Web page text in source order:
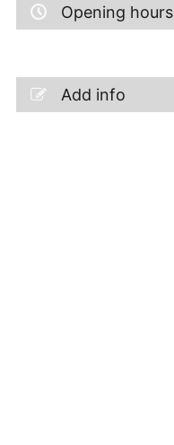
Opening hours
Add info